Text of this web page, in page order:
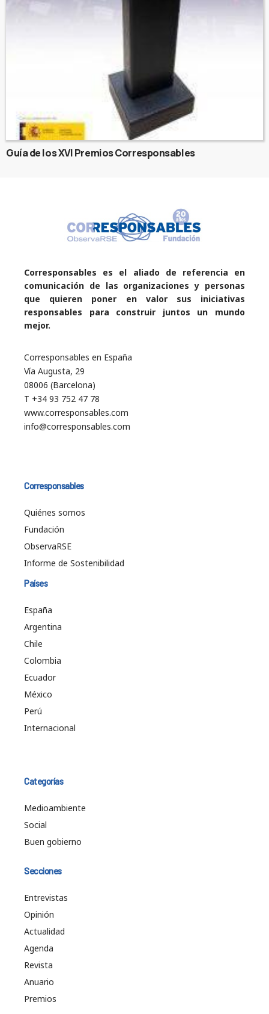
Guía de los XVI Premios Corresponsables
Corresponsables es el aliado de referencia en
comunicación de las organizaciones y personas
que quieren poner en valor sus iniciativas
responsables para construir juntos un mundo
mejor.
Corresponsables en España
Vía Augusta, 29
08006 (Barcelona)
T +34 93 752 47 78
www.corresponsables.com
info@corresponsables.com
Corresponsables
Quiénes somos
Fundación
ObservaRSE
Informe de Sostenibilidad
Países
España
Argentina
Chile
Colombia
Ecuador
México
Perú
Internacional
Categorías
Medioambiente
Social
Buen gobierno
Secciones
Entrevistas
Opinión
Actualidad
Agenda
Revista
Anuario
Premios